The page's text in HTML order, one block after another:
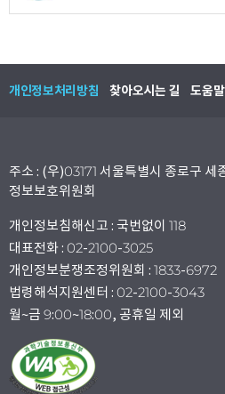
개인정보처리방침 찾아오시는 길 도움말
주소 : (우)03171 서울특별시 종로구
정보보호위원회
개인정보침해신고 : 국번없이 118
대표전화 : 02-2100-3025
개인정보분쟁조정위원회 : 1833-6972
법령해석지원센터 : 02-2100-3043
월~금 9:00~18:00, 공휴일 제외